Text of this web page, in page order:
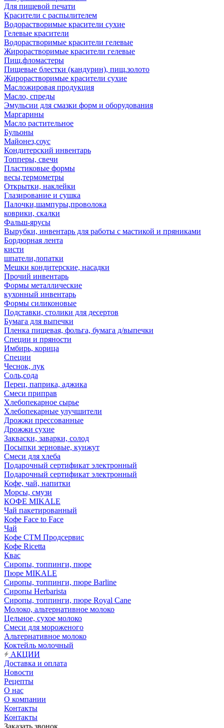
Для пищевой печати
Красители с распылителем
Водорастворимые красители сухие
Гелевые красители
Водорастворимые красители гелевые
Жирорастворимые красители гелевые
Пищ.фломастеры
Пищевые блестки (кандурин), пищ.золото
Жирорастворимые красители сухие
Масложировая продукция
Масло, спреды
Эмульсии для смазки форм и оборудования
Маргарины
Масло растительное
Бульоны
Майонез,соус
Кондитерский инвентарь
Топперы, свечи
Пластиковые формы
весы,термометры
Открытки, наклейки
Глазирование и сушка
Палочки,шампуры,проволока
коврики, скалки
Фальш-ярусы
Вырубки, инвентарь для работы с мастикой и пряниками
Бордюрная лента
кисти
шпатели,лопатки
Мешки кондитерские, насадки
Прочий инвентарь
Формы металлические
кухонный инвентарь
Формы силиконовые
Подставки, столики для десертов
Бумага для выпечки
Пленка пищевая, фольга, бумага д/выпечки
Специи и пряности
Имбирь, корица
Специи
Чеснок, лук
Соль,сода
Перец, паприка, аджика
Смеси приправ
Хлебопекарное сырье
Хлебопекарные улучшители
Дрожжи прессованные
Дрожжи сухие
Закваски, заварки, солод
Посыпки зерновые, кунжут
Смеси для хлеба
Подарочный сертификат электронный
Подарочный сертификат электронный
Кофе, чай, напитки
Морсы, смузи
КОФЕ MIKALE
Чай пакетированный
Кофе Face to Face
Чай
Кофе СТМ Продсервис
Кофе Ricetta
Квас
Сиропы, топпинги, пюре
Пюре MIKALE
Сиропы, топпинги, пюре Barline
Сиропы Herbarista
Сиропы, топпинги, пюре Royal Cane
Молоко, альтернативное молоко
Цельное, сухое молоко
Смеси для мороженого
Альтернативное молоко
Коктейль молочный
АКЦИИ
Доставка и оплата
Новости
Рецепты
О нас
О компании
Контакты
Контакты
Заказать звонок